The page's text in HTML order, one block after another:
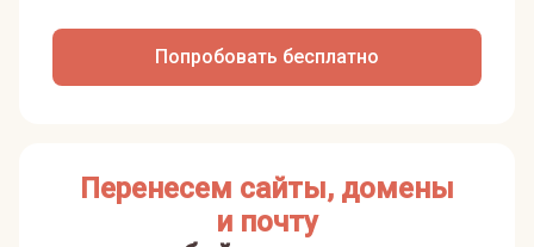
Попробовать бесплатно
Перенесем сайты, домены
и почту